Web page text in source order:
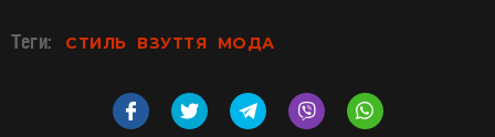
Теги: СТИЛЬ ВЗУТТЯ МОДА